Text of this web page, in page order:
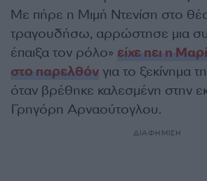
Με πήρε η Μιμή Ντενίση στο
τραγουδήσω, αρρώστησε μια
έπαιξα τον ρόλο» είχε πει η
στο παρελθόν για το ξεκίνημα
όταν βρέθηκε καλεσμένη στην
Γρηγόρη Αρναούτογλου.
ΔΙΑΦΗΜΙΣΗ